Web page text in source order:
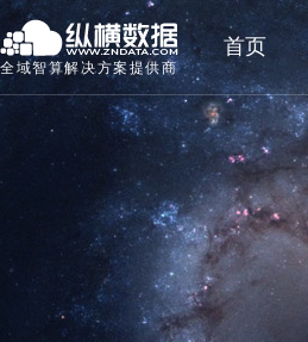
全域智算解决方案提供商
首页